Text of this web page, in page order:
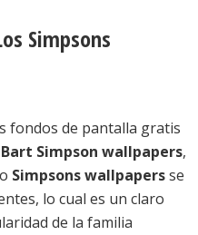
Simpsons
fondos de pantalla gratis
Bart Simpson wallpapers,
o Simpsons wallpapersse
lo cual es un claro
de la familia